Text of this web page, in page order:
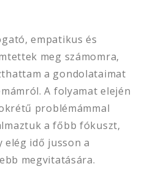
empatikus és
meg számomra,
a gondolataimat
A folyamat elején
problémámmal
a főbb fókuszt,
idő jusson a
megvitatására.